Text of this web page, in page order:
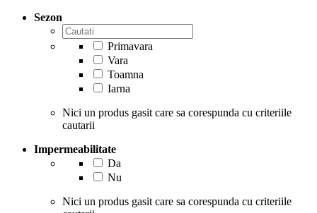
Sezon
Primavara
Vara
Toamna
Iarna
Nici un produs gasit care sa corespunda cu criteriile
cautarii
Impermeabilitate
Da
Nu
Nici un produs gasit care sa corespunda cu criteriile